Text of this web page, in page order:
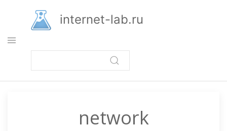
основному
содержанию
internet-lab.ru
network